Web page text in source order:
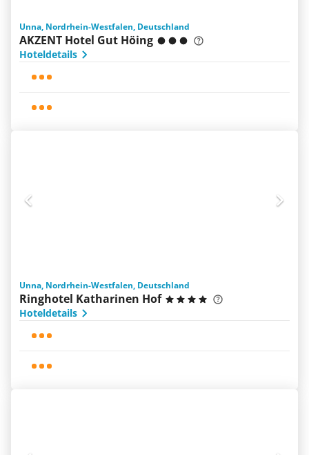
Unna, Nordrhein-Westfalen, Deutschland
AKZENT Hotel Gut Höing
Hoteldetails
Unna, Nordrhein-Westfalen, Deutschland
Ringhotel Katharinen Hof
Hoteldetails